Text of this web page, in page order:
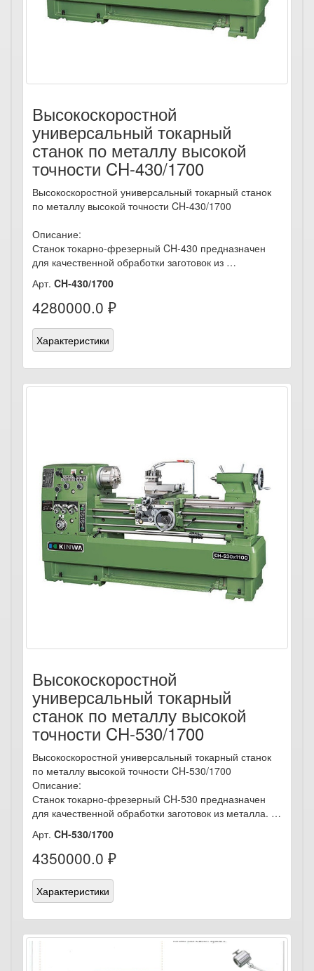
Высокоскоростной
универсальный токарный
станок по металлу высокой
точности CH-430/1700
Высокоскоростной универсальный токарный станок
по металлу высокой точности CH-430/1700
Описание:
Станок токарно-фрезерный CH-430 предназначен
для качественной обработки заготовок из …
Арт. CH-430/1700
4280000.0 ₽
Характеристики
Высокоскоростной
универсальный токарный
станок по металлу высокой
точности CH-530/1700
Высокоскоростной универсальный токарный станок
по металлу высокой точности CH-530/1700
Описание:
Станок токарно-фрезерный CH-530 предназначен
для качественной обработки заготовок из металла. …
Арт. CH-530/1700
4350000.0 ₽
Характеристики